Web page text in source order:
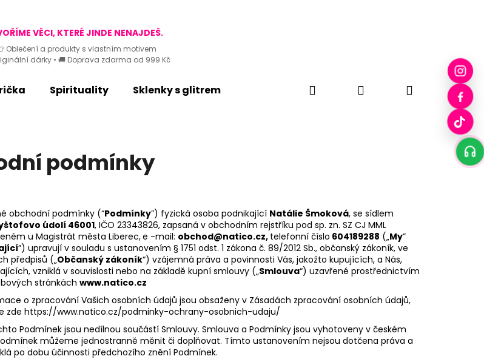
VĚCI, KTERÉ JINDE NENAJDEŠ.
Oblečení a produkty s vlastním motivem
dárky • 🚚 Doprava zdarma od 999 Kč
Spirituality Sklenky s glitrem Plátěné tašky Drobci Pecka Skleničky
Hledat PřihlášeníNákupní
podmínky
obchodní podmínky (“Podmínky”) fyzická osoba podnikající Natálie Šmoková, se sídlem
údolí 46001, IČO 23343826, zapsaná v obchodním rejstříku pod sp. zn. SZ CJ MML
u Magistrát města Liberec,e -mail: obchod@natico.cz, telefonní číslo 604189288 („My”
”) upravují v souladu s ustanovením § 1751 odst. 1 zákona č. 89/2012 Sb., občanský zákoník, ve
předpisů („Občanský zákoník“) vzájemná práva a povinnosti Vás, jakožto kupujících, a Nás,
vzniklá v souvislosti nebo na základě kupní smlouvy („Smlouva“) uzavřené prostřednictvím
stránkách www.natico.cz
o zpracování Vašich osobních údajů jsou obsaženy v Zásadách zpracování osobních údajů,
zde https://www.natico.cz/podminky-ochrany-osobnich-udaju/
Podmínek jsou nedílnou součástí Smlouvy. Smlouva a Podmínky jsou vyhotoveny v českém
můžeme jednostranně měnit či doplňovat. Tímto ustanovením nejsou dotčena práva a
po dobu účinnosti předchozího znění Podmínek.
najít?